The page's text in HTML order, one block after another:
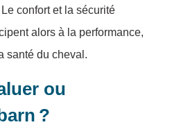
confort et la sécurité
alors à la performance,
santé du cheval.
ou
?